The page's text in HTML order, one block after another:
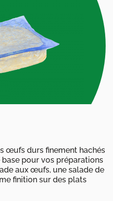
œufs durs finement hachés
pour vos préparations
aux œufs, une salade de
finition sur des plats